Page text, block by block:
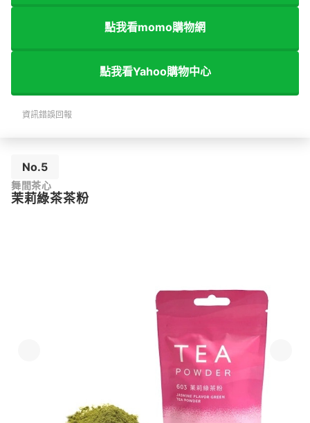
點我看momo購物網
點我看Yahoo購物中心
資訊錯誤回報
No.5
舞間茶心
茉莉綠茶茶粉